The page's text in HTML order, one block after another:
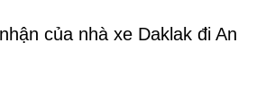
của nhà xe Daklak đi An